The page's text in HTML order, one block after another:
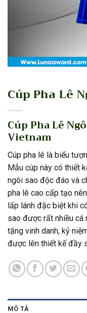
Cúp Pha Lê
Cúp Pha Lê
Vietnam
Cúp pha lê là biểu
Mẫu cúp này có thiết
ngôi sao độc đáo và
pha lê cao cấp tạo
lấp lánh đặc biệt khi
sao được rất nhiều cá
tặng vinh danh, kỷ
được lên thiết kế đầy
MÔ TẢ